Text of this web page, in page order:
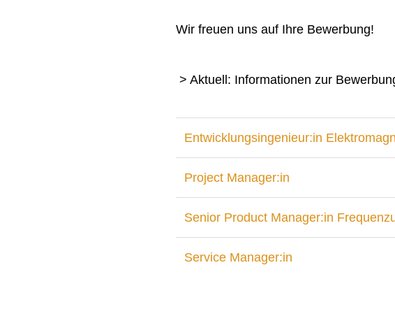
Wir freuen uns auf Ihre Bewerbung!
> Aktuell: Informationen zur
Entwicklungsingenieur:in
Project Manager:in
Senior Product Manager:in
Service Manager:in